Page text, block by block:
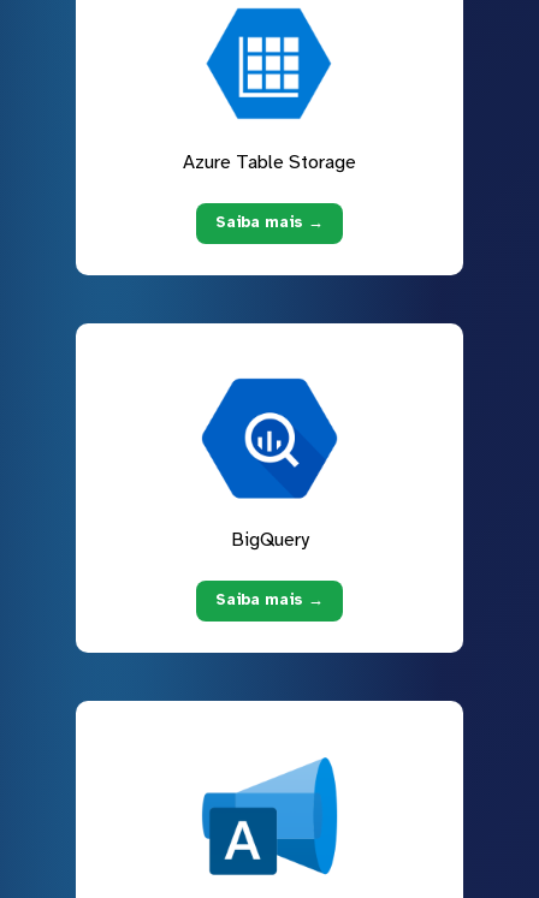
Azure Table Storage
Saiba mais →
BigQuery
Saiba mais →